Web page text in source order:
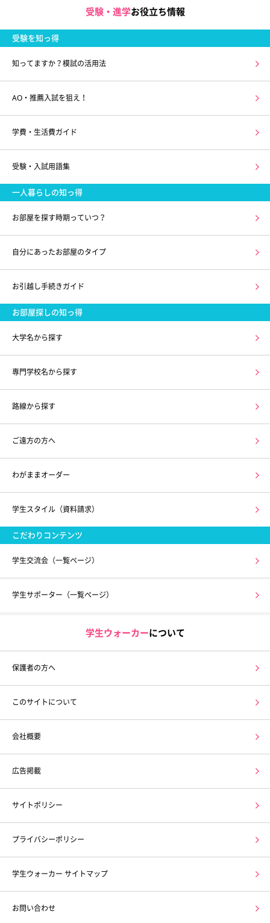
受験・進学お役立ち情報
受験を知っ得
知ってますか？模試の活用法
AO・推薦入試を狙え！
学費・生活費ガイド
受験・入試用語集
一人暮らしの知っ得
お部屋を探す時期っていつ？
自分にあったお部屋のタイプ
お引越し手続きガイド
お部屋探しの知っ得
大学名から探す
専門学校名から探す
路線から探す
ご遠方の方へ
わがままオーダー
学生スタイル（資料請求）
こだわりコンテンツ
学生交流会（一覧ページ）
学生サポーター（一覧ページ）
学生ウォーカーについて
保護者の方へ
このサイトについて
会社概要
広告掲載
サイトポリシー
プライバシーポリシー
学生ウォーカー サイトマップ
お問い合わせ